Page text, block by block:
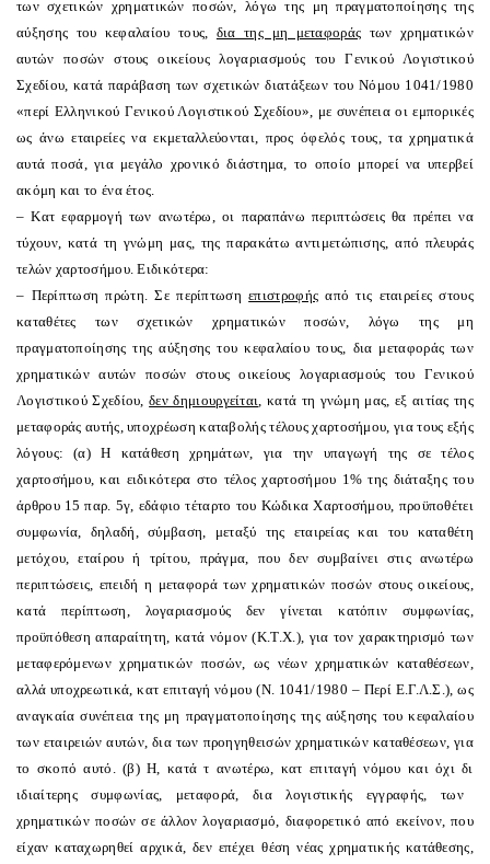
των σχετικών χρηματικών ποσών, λόγω της μη πραγματοποίησης της
αύξησης του κεφαλαίου τους, δια της μη μεταφοράς των χρηματικών
αυτών ποσών στους οικείους λογαριασμούς του Γενικού Λογιστικού
Σχεδίου, κατά παράβαση των σχετικών διατάξεων του Νόμου 1041/1980
«περί Ελληνικού Γενικού Λογιστικού Σχεδίου», με συνέπεια οι εμπορικές
ως άνω εταιρείες να εκμεταλλεύονται, προς όφελός τους, τα χρηματικά
αυτά ποσά, για μεγάλο χρονικό διάστημα, το οποίο μπορεί να υπερβεί
ακόμη και το ένα έτος.
– Κατ εφαρμογή των ανωτέρω, οι παραπάνω περιπτώσεις θα πρέπει να
τύχουν, κατά τη γνώμη μας, της παρακάτω αντιμετώπισης, από πλευράς
τελών χαρτοσήμου. Ειδικότερα:
– Περίπτωση πρώτη. Σε περίπτωσηεπιστροφής από τις εταιρείες στους
καταθέτες των σχετικών χρηματικών ποσών, λόγω της μη
πραγματοποίησης της αύξησης του κεφαλαίου τους, δια μεταφοράς των
χρηματικών αυτών ποσών στους οικείους λογαριασμούς του Γενικού
Λογιστικού Σχεδίου,δεν δημιουργείται, κατά τη γνώμη μας, εξ αιτίας της
μεταφοράς αυτής, υποχρέωση καταβολής τέλους χαρτοσήμου, για τους εξής
λόγους: (α) Η κατάθεση χρημάτων, για την υπαγωγή της σε τέλος
χαρτοσήμου, και ειδικότερα στο τέλος χαρτοσήμου 1% της διάταξης του
άρθρου 15 παρ. 5γ, εδάφιο τέταρτο του Κώδικα Χαρτοσήμου, προϋποθέτει
συμφωνία, δηλαδή, σύμβαση, μεταξύ της εταιρείας και του καταθέτη
μετόχου, εταίρου ή τρίτου, πράγμα, που δεν συμβαίνει στις ανωτέρω
περιπτώσεις, επειδή η μεταφορά των χρηματικών ποσών στους οικείους,
κατά περίπτωση, λογαριασμούς δεν γίνεται κατόπιν συμφωνίας,
προϋπόθεση απαραίτητη, κατά νόμον (Κ.Τ.Χ.), για τον χαρακτηρισμό των
μεταφερόμενων χρηματικών ποσών, ως νέων χρηματικών καταθέσεων,
αλλά υποχρεωτικά, κατ επιταγή νόμου (Ν. 1041/1980 – Περί Ε.Γ.Λ.Σ.), ως
αναγκαία συνέπεια της μη πραγματοποίησης της αύξησης του κεφαλαίου
των εταιρειών αυτών, δια των προηγηθεισών χρηματικών καταθέσεων, για
το σκοπό αυτό. (β) Η, κατά τ ανωτέρω, κατ επιταγή νόμου και όχι δι
ιδιαίτερης συμφωνίας, μεταφορά, δια λογιστικής εγγραφής, των
χρηματικών ποσών σε άλλον λογαριασμό, διαφορετικό από εκείνον, που
είχαν καταχωρηθεί αρχικά, δεν επέχει θέση νέας χρηματικής κατάθεσης,